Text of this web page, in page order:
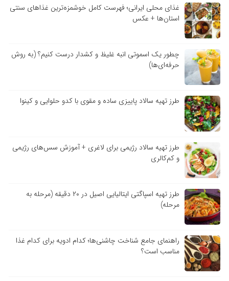
غذای محلی ایرانی؛ فهرست کامل خوشمزه‌ترین غذاهای سنتی
استان‌ها + عکس
چطور یک اسموتی انبه غلیظ و کشدار درست کنیم؟ (به روش
حرفه‌ای‌ها)
طرز تهیه سالاد پاییزی ساده و مقوی با کدو حلوایی و کینوا
طرز تهیه سالاد رژیمی برای لاغری + آموزش سس‌های رژیمی
و کم‌کالری
طرز تهیه اسپاگتی ایتالیایی اصیل در ۲۰ دقیقه (مرحله به
مرحله)
راهنمای جامع شناخت چاشنی‌ها؛ کدام ادویه برای کدام غذا
مناسب است؟